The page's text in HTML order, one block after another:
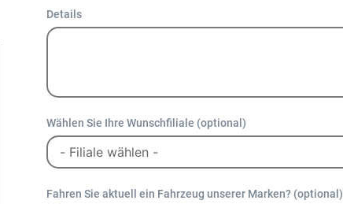
Details
Wählen Sie Ihre Wunschfiliale (optional)
Fahren Sie aktuell ein Fahrzeug unserer Marken? (optional)